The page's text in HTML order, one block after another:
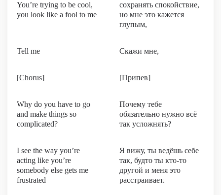
You’re trying to be cool,
you look like a fool to me
сохранять спокойствие,
но мне это кажется
глупым,
Tell me Скажи мне,
[Chorus] [Припев]
Why do you have to go
and make things so
complicated?
Почему тебе
обязательно нужно всё
так усложнять?
I see the way you’re
acting like you’re
somebody else gets me
frustrated
Я вижу, ты ведёшь себе
так, будто ты кто-то
другой и меня это
расстраивает.